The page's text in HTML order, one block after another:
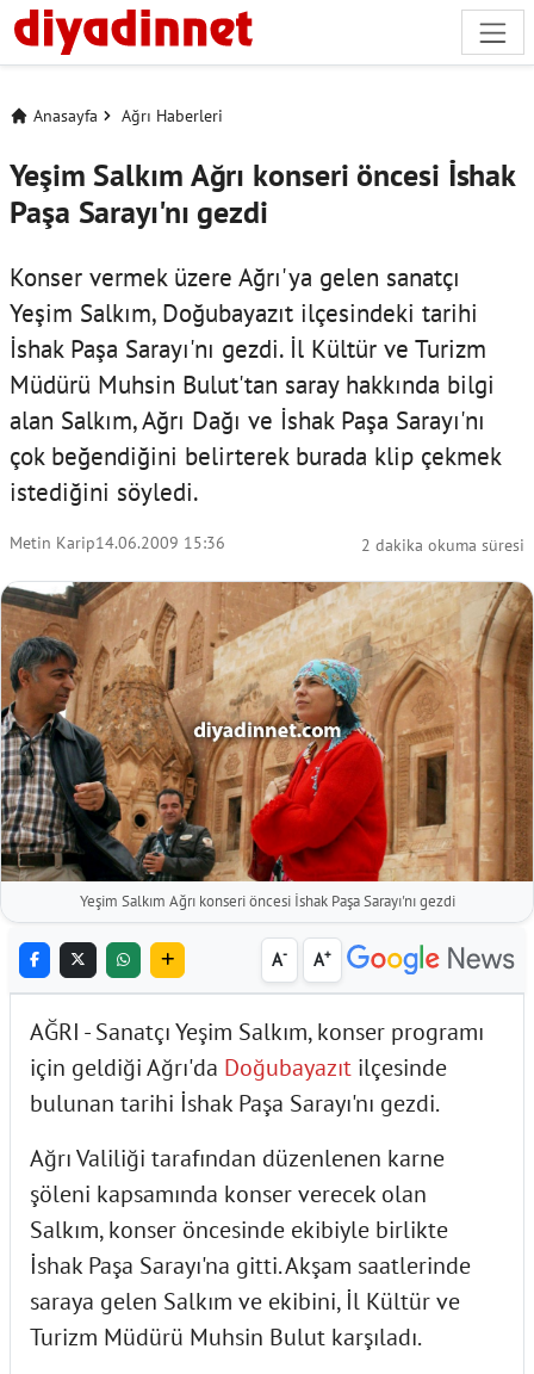
Anasayfa Ağrı Haberleri
Yeşim Salkım Ağrı konseri öncesi İshak
Paşa Sarayı'nı gezdi
Konser vermek üzere Ağrı'ya gelen sanatçı
Yeşim Salkım, Doğubayazıt ilçesindeki tarihi
İshak Paşa Sarayı'nı gezdi. İl Kültür ve Turizm
Müdürü Muhsin Bulut'tan saray hakkında bilgi
alan Salkım, Ağrı Dağı ve İshak Paşa Sarayı'nı
çok beğendiğini belirterek burada klip çekmek
istediğini söyledi.
Metin Karip14.06.2009 15:36 2 dakika okuma süresi
Yeşim Salkım Ağrı konseri öncesi İshak Paşa Sarayı'nı gezdi
A- A+
AĞRI - Sanatçı Yeşim Salkım, konser programı
için geldiği Ağrı'da Doğubayazıt ilçesinde
bulunan tarihi İshak Paşa Sarayı'nı gezdi.
Ağrı Valiliği tarafından düzenlenen karne
şöleni kapsamında konser verecek olan
Salkım, konser öncesinde ekibiyle birlikte
İshak Paşa Sarayı'na gitti. Akşam saatlerinde
saraya gelen Salkım ve ekibini, İl Kültür ve
Turizm Müdürü Muhsin Bulut karşıladı.